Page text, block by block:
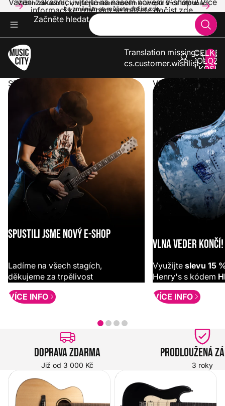
Vážení zákazníci, vítejte na našem novém e-shopu! Více informací
ke změnám se můžete dočíst zde.
Vážení zákazníci, vítejte na našem novém e-shopu! Více
informací ke změnám se můžete dočíst zde.
Začněte hledat
Translation missing:
cs.customer.wishlist
V
0
SPUSTILI JSME NOVÝ E-SHOP
SPUSTILI JSME NOVÝ E-SHOP
Ladíme na všech stagích,
děkujeme za trpělivost
VÍCE INFO
VLNA VEDER
VLNA VEDER KONČÍ!
Využijte slevu 15
Henry's s kódem
VÍCE INFO
Doprava zdarma
Již od 3 000 Kč
Prodloužená
3 roky
Akustické kytary Elektrické kytary